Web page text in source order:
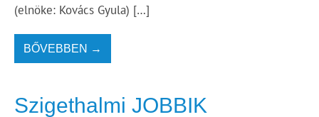
(elnöke: Kovács Gyula) […]
BŐVEBBEN →
Szigethalmi JOBBIK